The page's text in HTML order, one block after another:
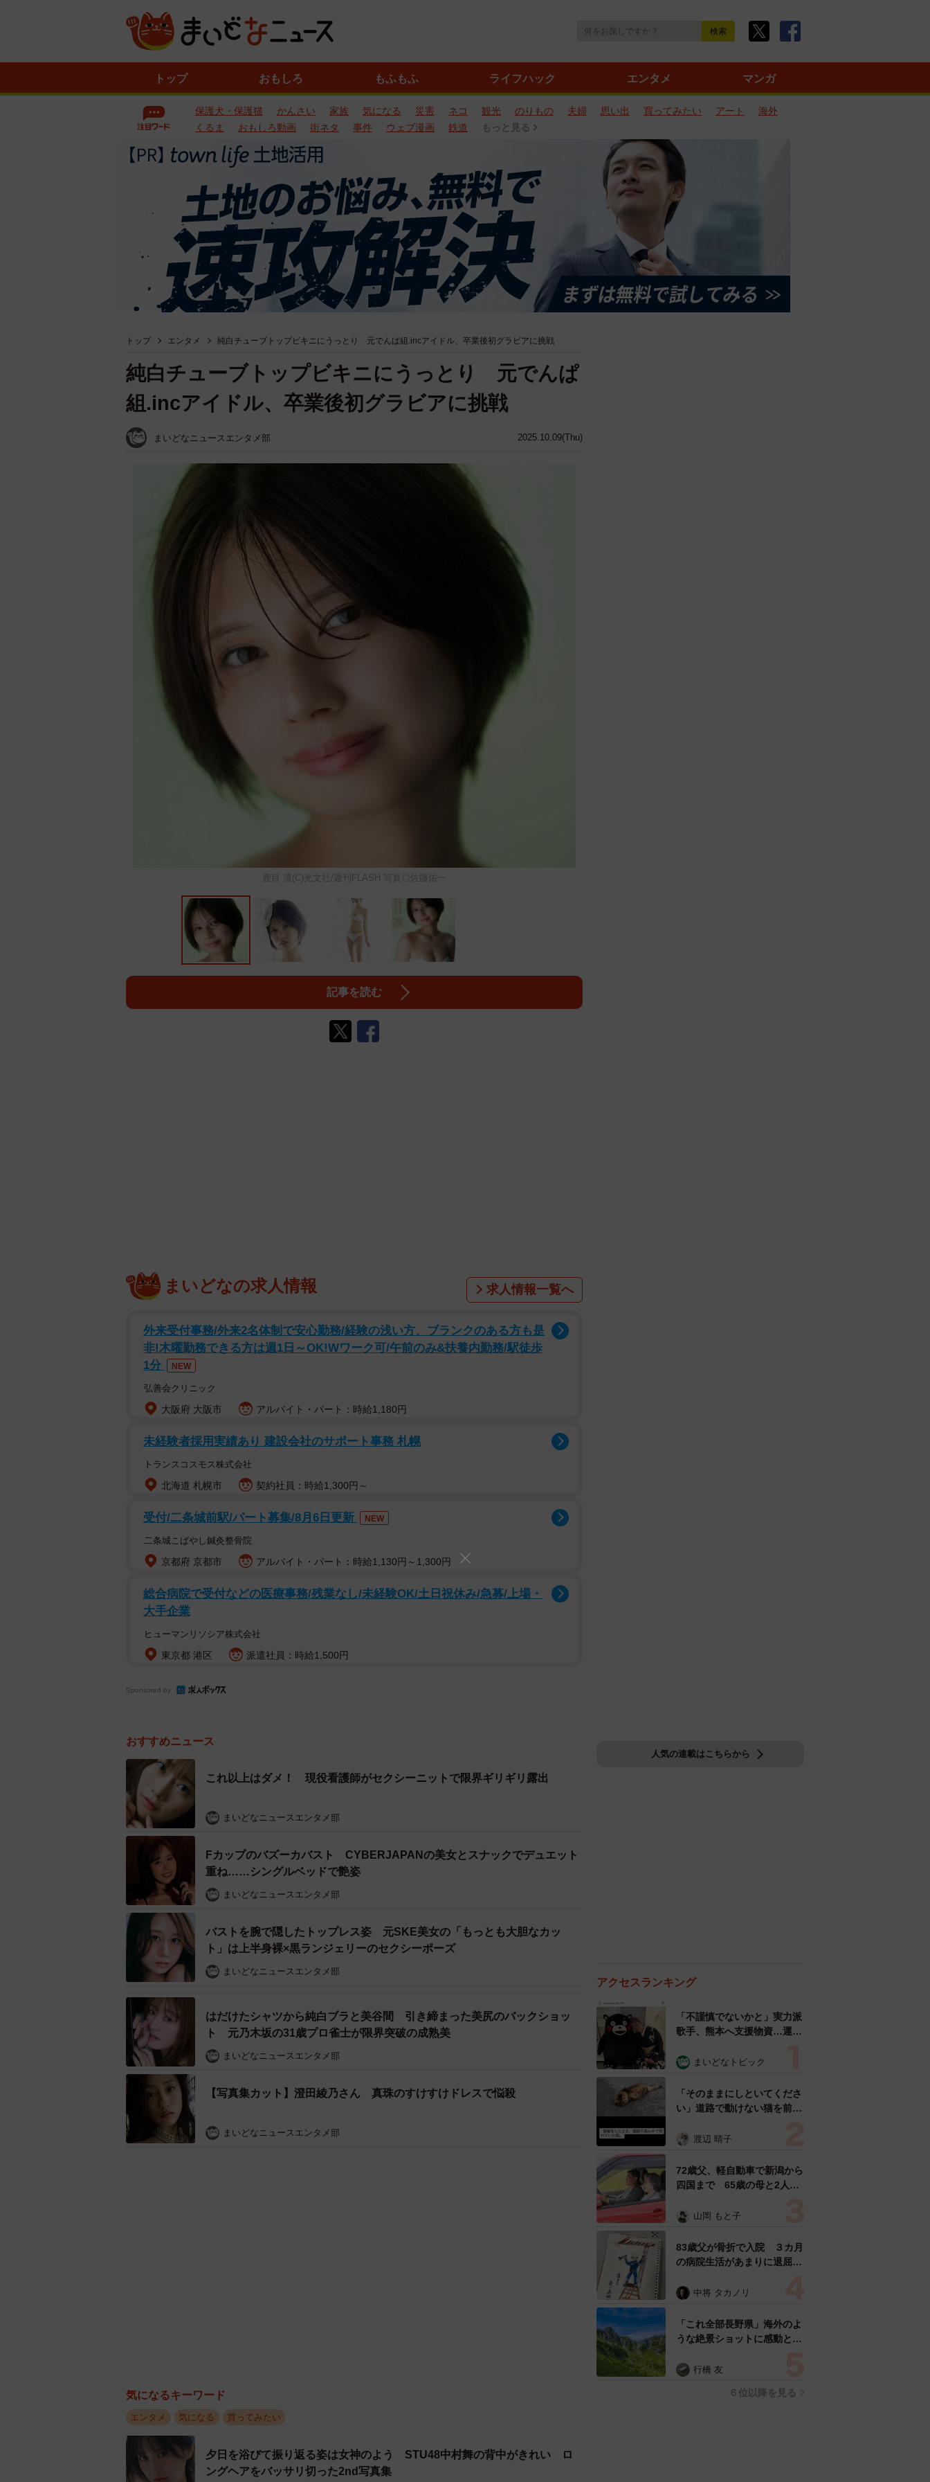
トップ おもしろ もふもふ ライフハック エンタメ マンガ
保護犬・保護猫 かんさい 家族 気になる 災害 ネコ 観光 のりもの 夫婦 思い出 買ってみたい アート
海外
くるま
おもしろ動画 街ネタ 事件 ウェブ漫画 鉄道 もっと見る
トップ エンタメ 純白チューブトップビキニにうっとり 元でんぱ組.incアイドル、卒業後初グラビアに挑戦
2025.10.09(Thu)
純白チューブトップビキニにうっとり 元でんぱ
組.incアイドル、卒業後初グラビアに挑戦
まいどなニュースエンタメ部
鹿目 凛(C)光文社/週刊FLASH 写真◎佐藤佑一
記事を読む
まいどなの求人情報 求人情報一覧へ
外来受付事務/外来2名体制で安心勤務/経験の浅い方、ブランクのある方も是
非!木曜勤務できる方は週1日～OK!Wワーク可/午前のみ&扶養内勤務/駅徒歩
1分
NEW
弘善会クリニック
大阪府 大阪市 アルバイト・パート：時給1,180円
未経験者採用実績あり 建設会社のサポート事務 札幌
トランスコスモス株式会社
北海道 札幌市 契約社員：時給1,300円～
受付/二条城前駅/パート募集/8月6日更新 NEW
二条城こばやし鍼灸整骨院
京都府 京都市 アルバイト・パート：時給1,130円～1,300円
総合病院で受付などの医療事務/残業なし/未経験OK/土日祝休み/急募/上場・
大手企業
ヒューマンリソシア株式会社
東京都 港区 派遣社員：時給1,500円
Sponsored by
おすすめニュース
これ以上はダメ！ 現役看護師がセクシーニットで限界ギリギリ露出
まいどなニュースエンタメ部
Fカップのバズーカバスト CYBERJAPANの美女とスナックでデュエット
重ね……シングルベッドで艶姿
まいどなニュースエンタメ部
バストを腕で隠したトップレス姿 元SKE美女の「もっとも大胆なカッ
ト」は上半身裸×黒ランジェリーのセクシーポーズ
まいどなニュースエンタメ部
はだけたシャツから純白ブラと美谷間 引き締まった美尻のバックショッ
ト 元乃木坂の31歳プロ雀士が限界突破の成熟美
まいどなニュースエンタメ部
【写真集カット】澄田綾乃さん 真珠のすけすけドレスで悩殺
まいどなニュースエンタメ部
気になるキーワード
エンタメ 気になる 買ってみたい
夕日を浴びて振り返る姿は女神のよう STU48中村舞の背中がきれい ロ
ングヘアをバッサリ切った2nd写真集
人気の連載はこちらから
アクセスランキング
「不謹慎でないかと」実力派
歌手、熊本へ支援物資…運搬
めらい 「痛いほど伝わる」
まいどなトピック
「そのままにしといてくださ
い」道路で動けない猫を前に
ようとした4日間 「命の重
表の訴え
渡辺 晴子
72歳父、軽自動車で新潟から
四国まで 65歳の母と2人で
憩まで分刻み… 「大学生で
山岡 もと子
83歳父が骨折で入院 ３カ月
の病院生活があまりに退屈で
い！」→スケッチブックを見
すよ…」
中将 タカノリ
「これ全部長野県」海外のよ
うな絶景ショットに感動と反
ったんだって気づいた」
行橋 友
６位以降を見る